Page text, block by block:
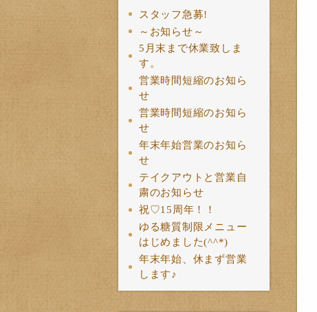
スタッフ急募!
～お知らせ～
5月末まで休業致しま
す。
営業時間短縮のお知ら
せ
営業時間短縮のお知ら
せ
年末年始営業のお知ら
せ
テイクアウトと営業自
粛のお知らせ
祝♡15周年！！
ゆる糖質制限メニュー
はじめました(^^*)
年末年始、休まず営業
します♪